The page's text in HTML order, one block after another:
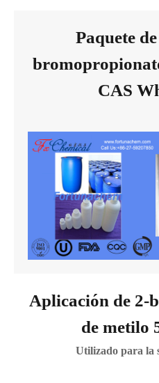
Paquete
CAS
Aplicación de 2-
de metilo
Utilizado para la